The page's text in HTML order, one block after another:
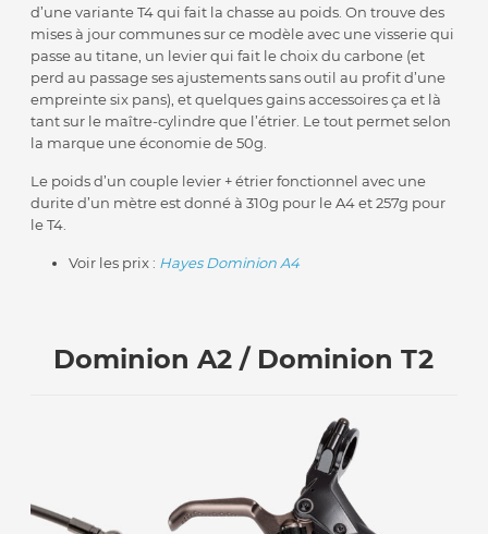
d’une variante T4 qui fait la chasse au poids. On trouve des
mises à jour communes sur ce modèle avec une visserie qui
passe au titane, un levier qui fait le choix du carbone (et
perd au passage ses ajustements sans outil au profit d’une
empreinte six pans), et quelques gains accessoires ça et là
tant sur le maître-cylindre que l’étrier. Le tout permet selon
la marque une économie de 50g.
Le poids d’un couple levier + étrier fonctionnel avec une
durite d’un mètre est donné à 310g pour le A4 et 257g pour
le T4.
Voir les prix : Hayes Dominion A4
Dominion A2 / Dominion T2